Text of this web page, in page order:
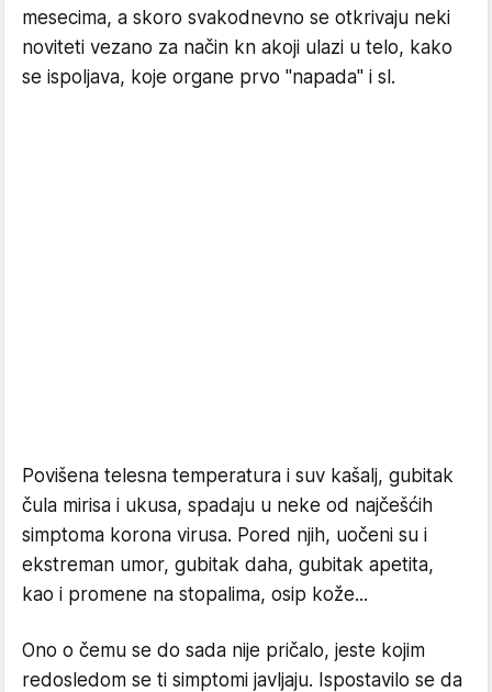
mesecima, a skoro svakodnevno se otkrivaju neki
noviteti vezano za način kn akoji ulazi u telo, kako
se ispoljava, koje organe prvo "napada" i sl.
Povišena telesna temperatura i suv kašalj, gubitak
čula mirisa i ukusa, spadaju u neke od najčešćih
simptoma korona virusa. Pored njih, uočeni su i
ekstreman umor, gubitak daha, gubitak apetita,
kao i promene na stopalima, osip kože...
Ono o čemu se do sada nije pričalo, jeste kojim
redosledom se ti simptomi javljaju. Ispostavilo se da